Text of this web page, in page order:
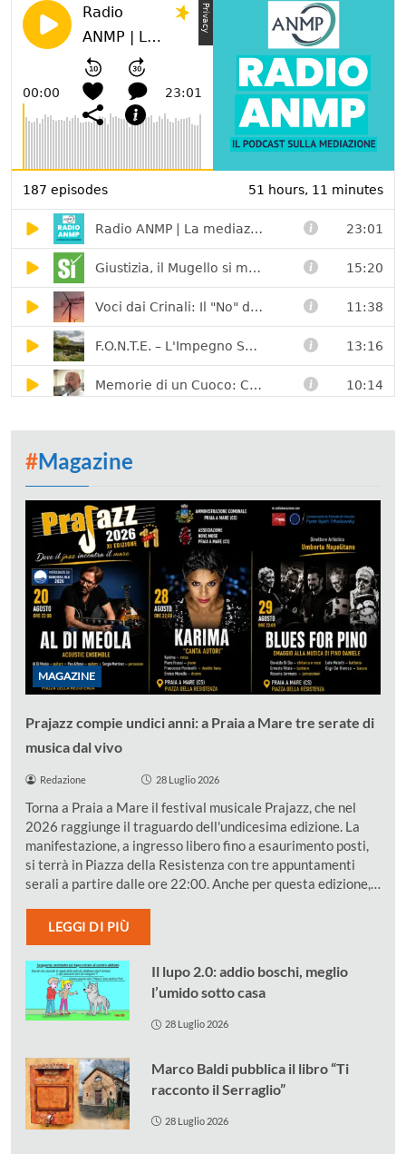
#Magazine
MAGAZINE
Prajazz compie undici anni: a Praia a Mare tre serate di
musica dal vivo
Redazione 28 Luglio 2026
Torna a Praia a Mare il festival musicale Prajazz, che nel
2026 raggiunge il traguardo dell'undicesima edizione. La
manifestazione, a ingresso libero fino a esaurimento posti,
si terrà in Piazza della Resistenza con tre appuntamenti
serali a partire dalle ore 22:00. Anche per questa edizione,…
LEGGI DI PIÙ
Il lupo 2.0: addio boschi, meglio
l’umido sotto casa
28 Luglio 2026
Marco Baldi pubblica il libro “Ti
racconto il Serraglio”
28 Luglio 2026